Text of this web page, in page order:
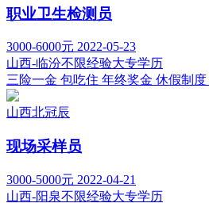
职业卫生检测员
3000-6000元 2022-05-23
山西-临汾不限经验大专学历
三险一金 包吃住 年终奖金 休假制度
山西北冠辰
现场采样员
3000-5000元 2022-04-21
山西-阳泉不限经验大专学历